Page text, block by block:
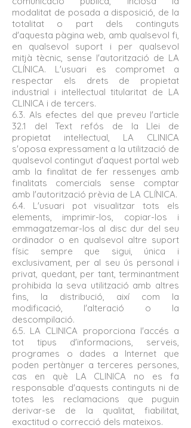
modalitat de posada a disposició, de la
totalitat o part dels continguts
d'aquesta pàgina web, amb qualsevol fi,
en qualsevol suport i per qualsevol
mitjà tècnic, sense l'autorització de LA
CLÍNICA. L'usuari es compromet a
respectar els drets de propietat
industrial i intel·lectual titularitat de LA
CLINICA i de tercers.
6.3. Als efectes del que preveu l'article
32.1 del Text refós de la Llei de
propietat intel·lectual, LA CLINICA
s'oposa expressament a la utilització de
qualsevol contingut d'aquest portal web
amb la finalitat de fer ressenyes amb
finalitats comercials sense comptar
amb l'autorització prèvia de LA CLÍNICA.
6.4. L'usuari pot visualitzar tots els
elements, imprimir-los, copiar-los i
emmagatzemar-los al disc dur del seu
ordinador o en qualsevol altre suport
físic sempre que sigui, única i
exclusivament, per al seu ús personal i
privat, quedant, per tant, terminantment
prohibida la seva utilització amb altres
fins, la distribució, així com la
modificació, l'alteració o la
descompilació.
6.5. LA CLINICA proporciona l'accés a
tot tipus d'informacions, serveis,
programes o dades a Internet que
poden pertànyer a terceres persones,
cas en què LA CLINICA no es fa
responsable d'aquests continguts ni de
totes les reclamacions que puguin
derivar-se de la qualitat, fiabilitat,
exactitud o correcció dels mateixos.